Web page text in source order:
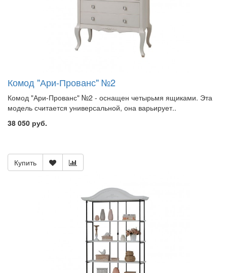
Комод "Ари-Прованс" №2
Комод "Ари-Прованс" №2 - оснащен четырьмя ящиками. Эта
модель считается универсальной, она варьирует..
38 050 руб.
Купить